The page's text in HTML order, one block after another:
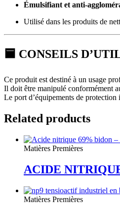
Émulsifiant et anti-
Utilisé dans les produits de
🟦 CONSEILS
Ce produit est destiné à un usage
Il doit être manipulé conformément
Le port d’équipements de
Related products
Matières Premières
ACIDE
Matières Premières